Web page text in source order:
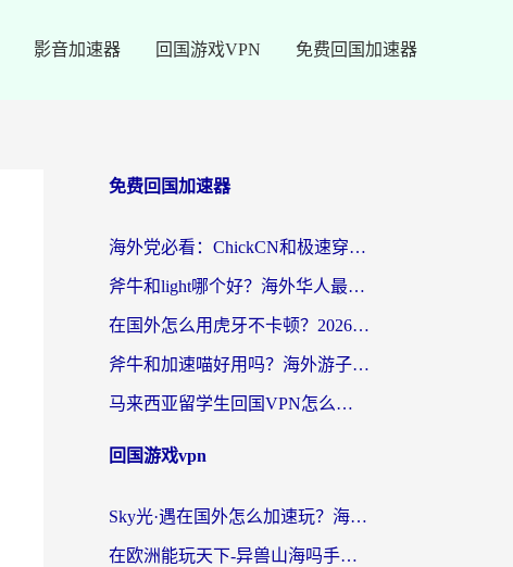
影音加速器 回国游戏VPN 免费回国加速器
免费回国加速器
海外党必看：ChickCN和极速穿梭VPN好用吗？3招教你选对回国加速器无缝刷国内资源
斧牛和light哪个好？海外华人最关心的回国加速器选择难题，一篇讲透
在国外怎么用虎牙不卡顿？2026海外华人亲测有效的回国加速器选择指南
斧牛和加速喵好用吗？海外游子的真实选择困境
马来西亚留学生回国VPN怎么选？3个避坑点+1款实测好用的加速器推荐
回国游戏vpn
Sky光·遇在国外怎么加速玩？海外党亲测有效的国服游戏加速指南
在欧洲能玩天下-异兽山海吗手游？海外玩家的加速器生存指南